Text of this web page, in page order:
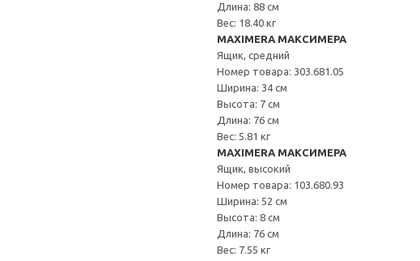
Длина: 88 см
Вес: 18.40 кг
MAXIMERA МАКСИМЕРА
Ящик, средний
Номер товара: 303.681.05
Ширина: 34 см
Высота: 7 см
Длина: 76 см
Вес: 5.81 кг
MAXIMERA МАКСИМЕРА
Ящик, высокий
Номер товара: 103.680.93
Ширина: 52 см
Высота: 8 см
Длина: 76 см
Вес: 7.55 кг